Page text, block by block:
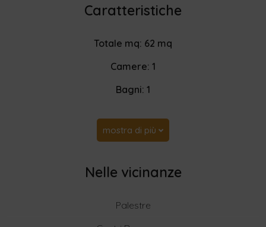
Caratteristiche
Totale mq: 62 mq
Camere: 1
Bagni: 1
mostra di più
Nelle vicinanze
Palestre